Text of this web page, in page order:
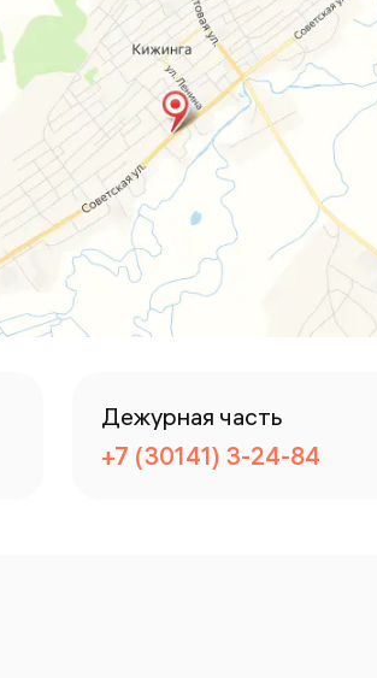
Дежурная часть
+7 (30141) 3-24-84